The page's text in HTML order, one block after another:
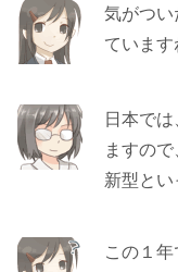
気がつ
ています
日本で
ますの
新型とい
この１